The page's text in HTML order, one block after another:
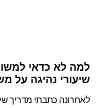
למה לא כדאי
שיעורי נהיגה על
לאחרונה כתבתי מדריך